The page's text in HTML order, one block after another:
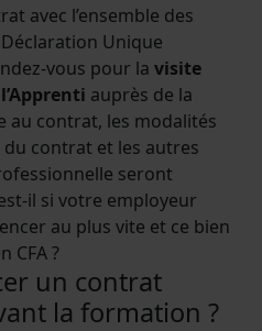
avec l’ensemble des
Unique
vous pour la visite
auprès de la
au contrat, les modalités
contrat et les autres
seront
il si votre employeur
au plus vite et ce bien
CFA ?
un contrat
la formation ?